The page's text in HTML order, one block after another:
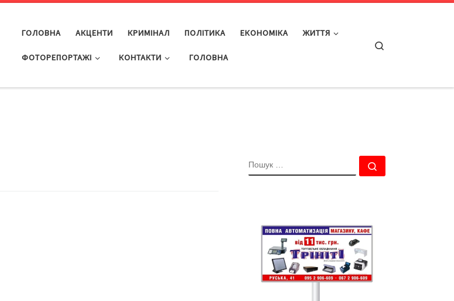
ГОЛОВНА АКЦЕНТИ КРИМІНАЛ ПОЛІТИКА ЕКОНОМІКА ЖИТТЯ
ФОТОРЕПОРТАЖІ КОНТАКТИ ГОЛОВНА
ПОШУК